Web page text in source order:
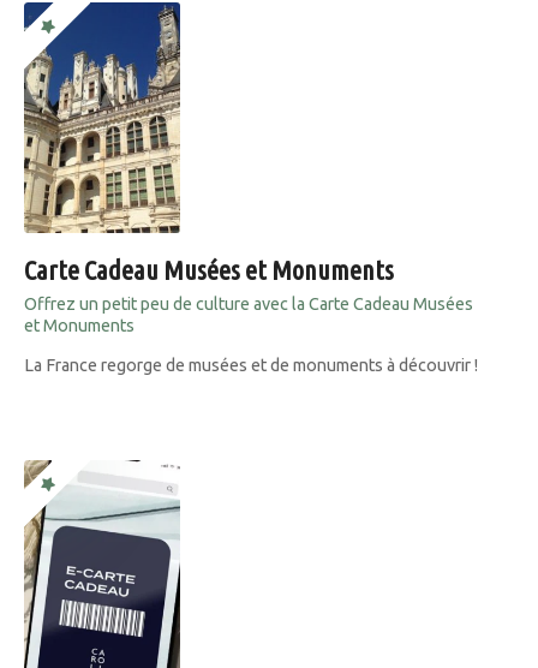
Carte Cadeau Musées et Monuments
Offrez un petit peu de culture avec la Carte Cadeau Musées
et Monuments
La France regorge de musées et de monuments à découvrir !